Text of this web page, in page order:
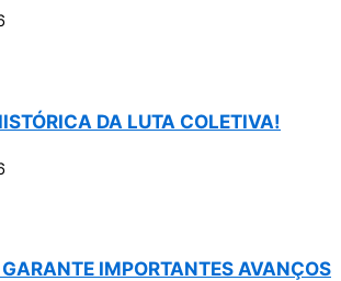
DA LUTA COLETIVA!
IMPORTANTES AVANÇOS